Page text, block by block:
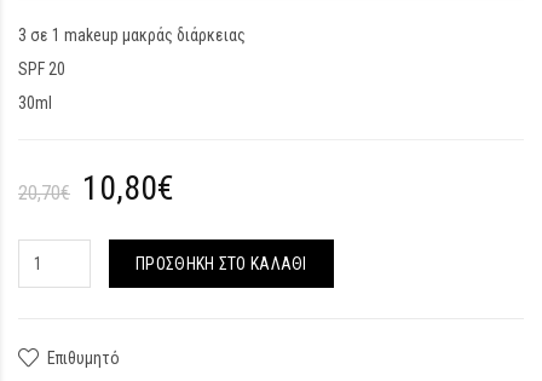
3 σε 1 makeup μακράς διάρκειας
SPF 20
30ml
20,70€ 10,80€
ΠΡΟΣΘΉΚΗ ΣΤΟ ΚΑΛΆΘΙ
Επιθυμητό